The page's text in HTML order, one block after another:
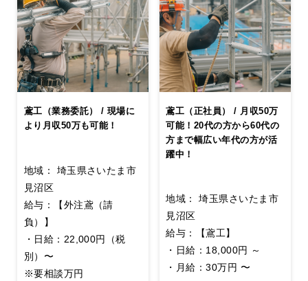
鳶工（業務委託） / 現場に
より月収50万も可能！
地域： 埼玉県さいたま市
見沼区
給与：【外注鳶（請
負）】
・日給：22,000円（税
別）〜
※要相談万円
鳶工（正社員） / 月収50万
可能！20代の方から60代の
方まで幅広い年代の方が活
躍中！
地域： 埼玉県さいたま市
見沼区
給与：【鳶工】
・日給：18,000円 ～
・月給：30万円 〜